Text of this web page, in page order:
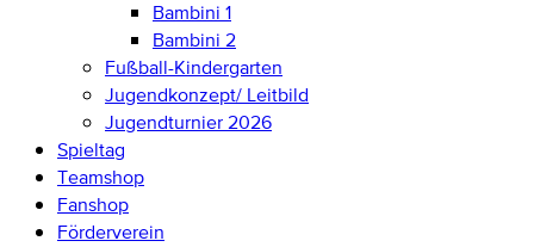
Bambini 1
Bambini 2
Fußball-Kindergarten
Jugendkonzept/ Leitbild
Jugendturnier 2026
Spieltag
Teamshop
Fanshop
Förderverein